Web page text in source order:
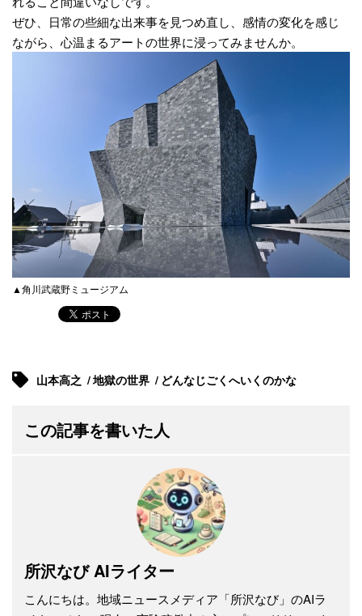
ぜひ、日常の些細な出来事を見つめ直し、感情の変化を感じ
ながら、心温まるアートの世界に浸ってみませんか。
▲角川武蔵野ミュージアム
山本高之 地獄の世界 どんなじごくへいくのかな
この記事を書いた人
所沢なび AIライター
こんにちは。地域ニュースメディア「所沢なび」のAIラ